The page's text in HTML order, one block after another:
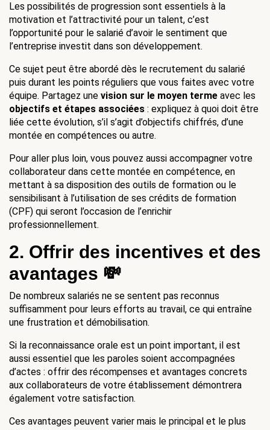
Les possibilités de progression sont essentiels à la
motivation et l’attractivité pour un talent, c’est
l’opportunité pour le salarié d’avoir le sentiment que
l’entreprise investit dans son développement.
Ce sujet peut être abordé dès le recrutement du salarié
puis durant les points réguliers que vous faites avec votre
équipe. Partagez une vision sur le moyen terme
objectifs et étapes associées : expliquez à quoi doit être
liée cette évolution, s’il s’agit d’objectifs chiffrés, d’une
montée en compétences ou autre.
Pour aller plus loin, vous pouvez aussi accompagner votre
collaborateur dans cette montée en compétence, en
mettant à sa disposition des outils de formation ou le
sensibilisant à l’utilisation de ses crédits de formation
(CPF) qui seront l’occasion de l’enrichir
professionnellement.
2. Offrir des incentives et des
avantages 💸
De nombreux salariés ne se sentent pas reconnus
suffisamment pour leurs efforts au travail, ce qui entraîne
une frustration et démobilisation.
Si la reconnaissance orale est un point important, il est
aussi essentiel que les paroles soient accompagnées
d’actes : offrir des récompenses et avantages concrets
aux collaborateurs de votre établissement démontrera
également votre satisfaction.
Ces avantages peuvent varier mais le principal et le plus